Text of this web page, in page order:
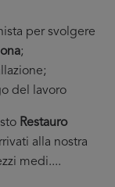
per svolgere
;
del lavoro
Restauro
alla nostra
medi....